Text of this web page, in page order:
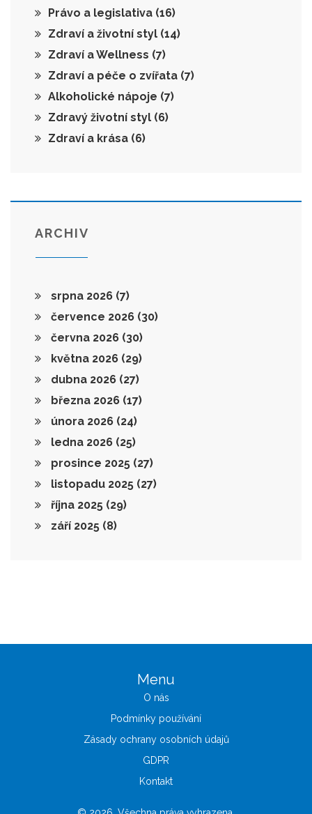
Právo a legislativa (16)
Zdraví a životní styl (14)
Zdraví a Wellness (7)
Zdraví a péče o zvířata (7)
Alkoholické nápoje (7)
Zdravý životní styl (6)
Zdraví a krása (6)
ARCHIV
srpna 2026 (7)
července 2026 (30)
června 2026 (30)
května 2026 (29)
dubna 2026 (27)
března 2026 (17)
února 2026 (24)
ledna 2026 (25)
prosince 2025 (27)
listopadu 2025 (27)
října 2025 (29)
září 2025 (8)
Menu
O nás
Podmínky používání
Zásady ochrany osobních údajů
GDPR
Kontakt